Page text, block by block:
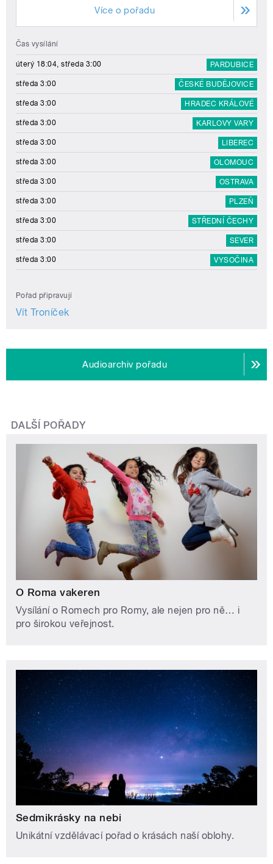
Více o pořadu
Čas vysílání
úterý 18:04, středa 3:00 PARDUBICE
středa 3:00 ČESKÉ BUDĚJOVICE
středa 3:00 HRADEC KRÁLOVÉ
středa 3:00 KARLOVY VARY
středa 3:00 LIBEREC
středa 3:00 OLOMOUC
středa 3:00 OSTRAVA
středa 3:00 PLZEŇ
středa 3:00 STŘEDNÍ ČECHY
středa 3:00 SEVER
středa 3:00 VYSOČINA
Pořad připravují
Vít Troníček
Audioarchiv pořadu
DALŠÍ POŘADY
O Roma vakeren
Vysílání o Romech pro Romy, ale nejen pro ně… i
pro širokou veřejnost.
Sedmikrásky na nebi
Unikátní vzdělávací pořad o krásách naší oblohy.